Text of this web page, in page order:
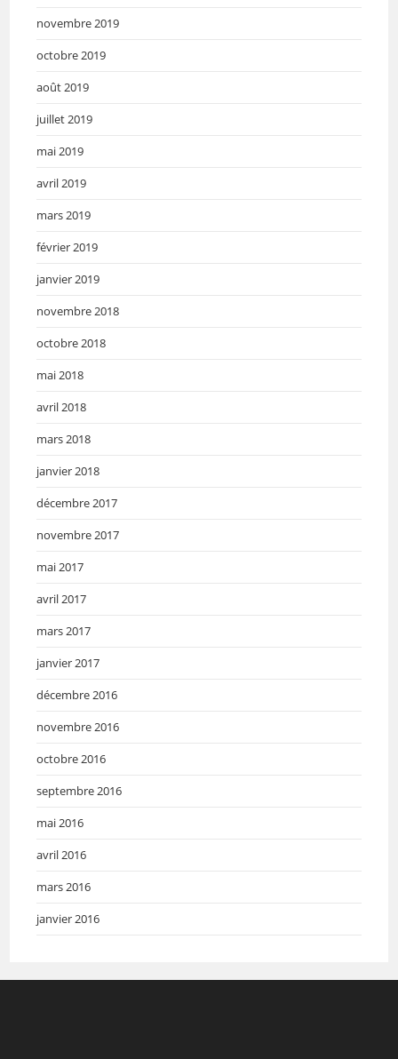
novembre 2019
octobre 2019
août 2019
juillet 2019
mai 2019
avril 2019
mars 2019
février 2019
janvier 2019
novembre 2018
octobre 2018
mai 2018
avril 2018
mars 2018
janvier 2018
décembre 2017
novembre 2017
mai 2017
avril 2017
mars 2017
janvier 2017
décembre 2016
novembre 2016
octobre 2016
septembre 2016
mai 2016
avril 2016
mars 2016
janvier 2016